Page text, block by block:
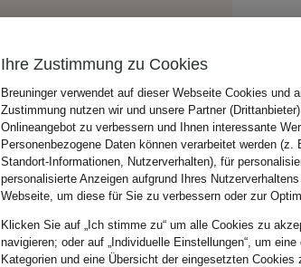
Ihre Zustimmung zu Cookies
Breuninger verwendet auf dieser Webseite Cookies und
Zustimmung nutzen wir und unsere Partner
Onlineangebot zu verbessern und Ihnen interessante
Personenbezogene Daten können verarbeitet werden
Standort-Informationen, Nutzerverhalten), für
personalisierte Anzeigen aufgrund Ihres
Webseite, um diese für Sie zu verbessern oder zur
Klicken Sie auf „Ich stimme zu“ um alle Cookies zu
navigieren; oder auf „Individuelle Einstellungen“, um
Kategorien und eine Übersicht der eingesetzten